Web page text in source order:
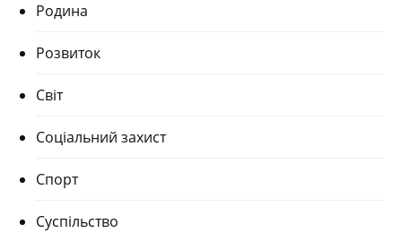
Родина
Розвиток
Світ
Соціальний захист
Спорт
Суспільство